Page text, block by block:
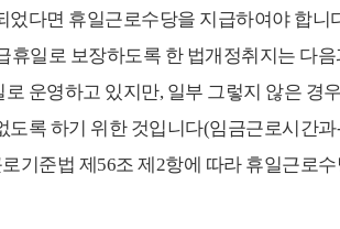
다면 휴일근로수당을 지급하여야 합니
일로 보장하도록 한 법개정취지는 다
운영하고 있지만, 일부 그렇지 않은 경
록 하기 위한 것입니다(임금근로시간과-
기준법 제56조 제2항에 따라 휴일근로